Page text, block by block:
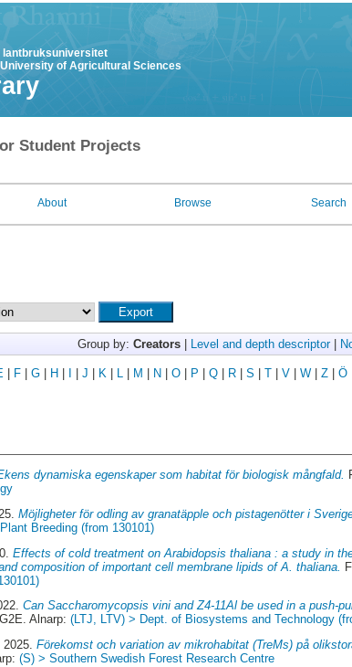
lantbruksuniversitet
of Agricultural Sciences
Student Projects
About Browse Search
Group by: Creators Level and depth descriptor|
| F| G| H J K| L| M N O| P Q| R| S T| V| W| Z| Ö
dynamiska egenskaper som habitat för biologisk mångfald.
Möjligheter för odling av granatäpple och pistagenötter i
Breeding (from 130101)
Effects of cold treatment on Arabidopsis thaliana : a study in
composition of important cell membrane lipids of A. thaliana.
Can Saccharomycopsis vini and Z4-11Al be used in a push-
Alnarp:(LTJ, LTV) > Dept. of Biosystems and Technology
2025.Förekomst och variation av mikrohabitat (TreMs) på
(S) > Southern Swedish Forest Research Centre